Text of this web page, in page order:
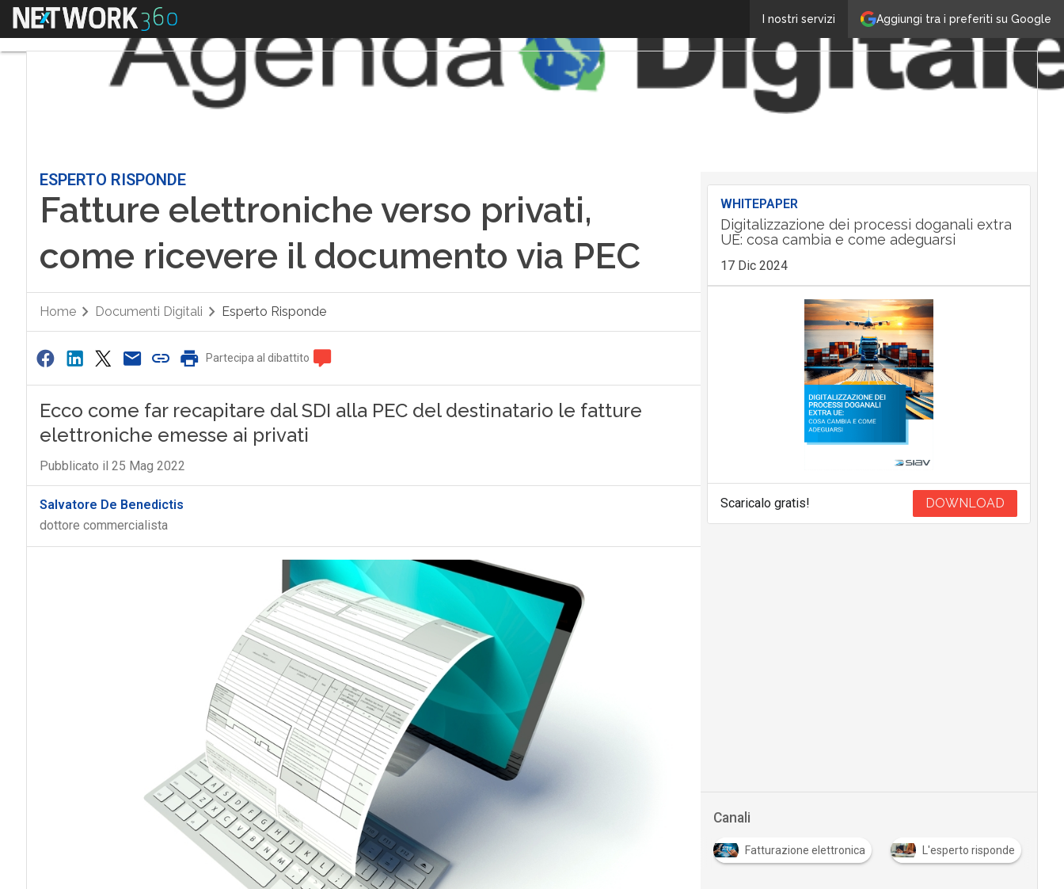
Aggiungi tra i preferiti su Google
I nostri servizi
Menu
ESPERTO RISPONDE
Fatture elettroniche verso privati,
come ricevere il documento via PEC
Home Documenti Digitali Esperto Risponde
Partecipa al dibattito
Ecco come far recapitare dal SDI alla PEC del destinatario le fatture
elettroniche emesse ai privati
Pubblicato il 25 Mag 2022
Salvatore De Benedictis
dottore commercialista
WHITEPAPER
Digitalizzazione dei processi doganali extra
UE: cosa cambia e come adeguarsi
17 Dic 2024
Scaricalo gratis! DOWNLOAD
Canali
Fatturazione elettronica L'esperto risponde